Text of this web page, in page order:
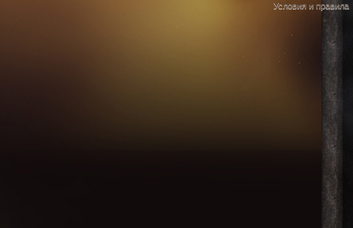
Условия и правила